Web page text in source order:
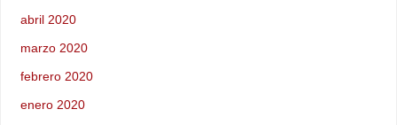
abril 2020
marzo 2020
febrero 2020
enero 2020